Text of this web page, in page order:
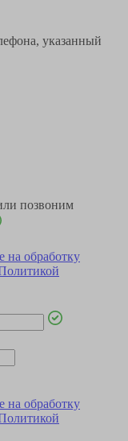
указанный
позвоним
на обработку
на обработку